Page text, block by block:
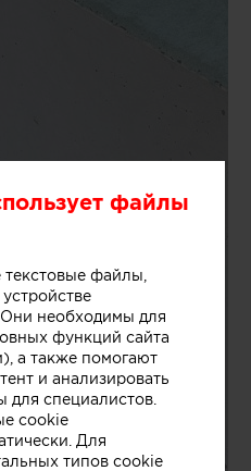
файлы
файлы,
необходимы для
функций сайта
а также помогают
и анализировать
специалистов.
cookie
Для
типов cookie